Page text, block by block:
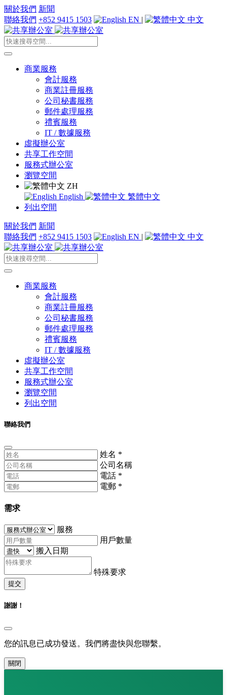
關於我們 新聞
聯絡我們 +852 9415 1503 EN | 中文
商業服務
會計服務
商業註冊服務
公司秘書服務
郵件處理服務
禮賓服務
IT / 數據服務
虛擬辦公室
共享工作空間
服務式辦公室
瀏覽空間
ZH
English
繁體中文
列出空間
關於我們 新聞
聯絡我們 +852 9415 1503 EN | 中文
商業服務
會計服務
商業註冊服務
公司秘書服務
郵件處理服務
禮賓服務
IT / 數據服務
虛擬辦公室
共享工作空間
服務式辦公室
瀏覽空間
列出空間
聯絡我們
姓名 *
公司名稱
電話 *
電郵 *
需求
服務
用戶數量
搬入日期
特殊要求
提交
謝謝！
您的訊息已成功發送。我們將盡快與您聯繫。
關閉